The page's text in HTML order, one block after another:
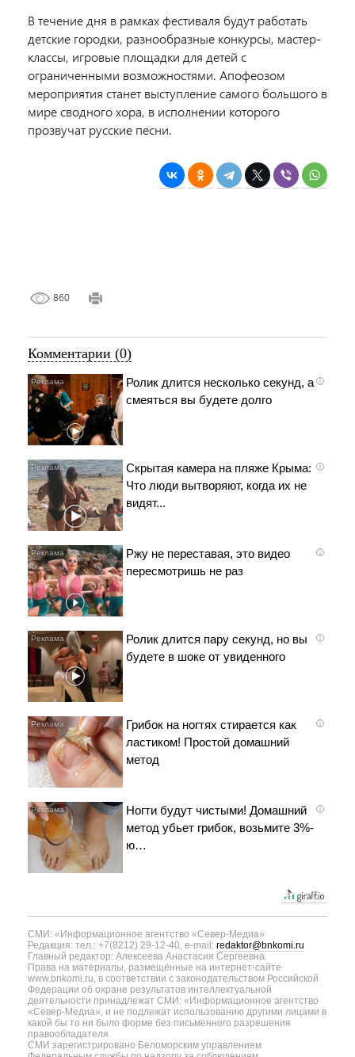
В течение дня в рамках фестиваля будут работать
детские городки, разнообразные конкурсы, мастер-
классы, игровые площадки для детей с
ограниченными возможностями. Апофеозом
мероприятия станет выступление самого большого в
мире сводного хора, в исполнении которого
прозвучат русские песни.
860
Комментарии (0)
i
Ролик длится несколько секунд, а
смеяться вы будете долго
i
Скрытая камера на пляже Крыма:
Что люди вытворяют, когда их не
видят...
i
Ржу не переставая, это видео
пересмотришь не раз
i
Ролик длится пару секунд, но вы
будете в шоке от увиденного
i
Грибок на ногтях стирается как
ластиком! Простой домашний
метод
i
Ногти будут чистыми! Домашний
метод убьет грибок, возьмите 3%-
ю…
СМИ: «Информационное агентство «Север-Медиа»
Редакция: тел.: +7(8212) 29-12-40, e-mail: redaktor@bnkomi.ru
Главный редактор: Алексеева Анастасия Сергеевна.
Права на материалы, размещённые на интернет-сайте
www.bnkomi.ru, в соответствии с законодательством Российской
Федерации об охране результатов интеллектуальной
деятельности принадлежат СМИ: «Информационное агентство
«Север-Медиа», и не подлежат использованию другими лицами в
какой бы то ни было форме без письменного разрешения
правообладателя.
СМИ зарегистрировано Беломорским управлением